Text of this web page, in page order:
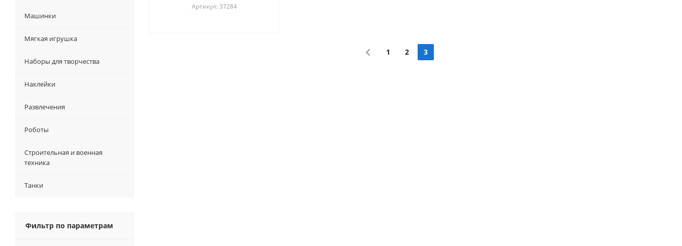
Артикул: 37284
1 2 3
Машинки
Мягкая игрушка
Наборы для творчества
Наклейки
Развлечения
Роботы
Строительная и военная
техника
Танки
Фильтр по параметрам